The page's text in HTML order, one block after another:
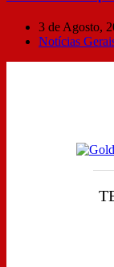
3 de Agosto,
Notícias